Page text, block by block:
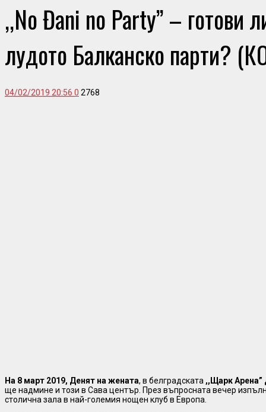
,,No Đani no Party” – готови
лудото Балканско парти?
04/02/2019 20:56 0 2768
На 8 март 2019, Денят на жената, в белградската ,,Щарк Арена”
ще надмине и този в Сава център. През въпросната вечер
столична зала в най-големия нощен клуб в Европа.